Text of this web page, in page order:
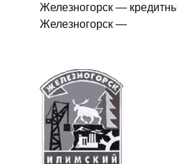
Железногорск —
Железногорск —